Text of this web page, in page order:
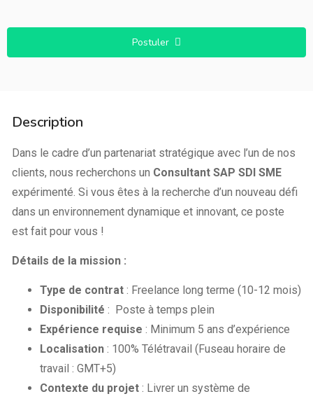
Postuler
Description
Dans le cadre d’un partenariat stratégique avec l’un de nos
clients, nous recherchons un Consultant SAP SDI SME
expérimenté. Si vous êtes à la recherche d’un nouveau défi
dans un environnement dynamique et innovant, ce poste
est fait pour vous !
Détails de la mission :
Type de contrat: Freelance long terme (10-12 mois)
Disponibilité : Poste à temps plein
Expérience requise : Minimum 5 ans d’expérience
Localisation: 100% Télétravail (Fuseau horaire de
travail : GMT+5)
Contexte du projet: Livrer un système de